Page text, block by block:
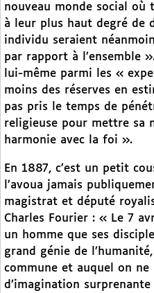
nouveau monde social où
à leur plus haut degré de
individu seraient
par rapport à l’ensemble
lui-même parmi les «
moins des réserves en
pas pris le temps de
religieuse pour mettre sa
harmonie avec la foi ».
En 1887, c’est un petit
l’avoua jamais
magistrat et député
Charles Fourier : « Le 7
un homme que ses
grand génie de
commune et auquel on
d’imagination